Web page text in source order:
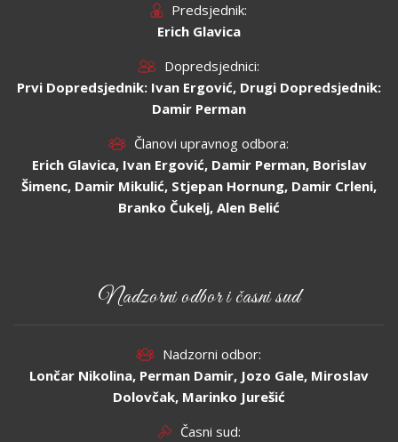
Predsjednik:
Erich Glavica
Dopredsjednici:
Prvi Dopredsjednik: Ivan Ergović, Drugi Dopredsjednik:
Damir Perman
Članovi upravnog odbora:
Erich Glavica, Ivan Ergović, Damir Perman, Borislav
Šimenc, Damir Mikulić, Stjepan Hornung, Damir Crleni,
Branko Čukelj, Alen Belić
Nadzorni odbor i časni sud
Nadzorni odbor:
Lončar Nikolina, Perman Damir, Jozo Gale, Miroslav
Dolovčak, Marinko Jurešić
Časni sud: